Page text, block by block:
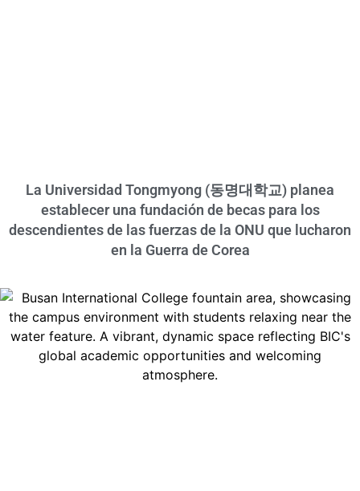
La Universidad Tongmyong (동명대학교) planea
establecer una fundación de becas para los
descendientes de las fuerzas de la ONU que lucharon
en la Guerra de Corea